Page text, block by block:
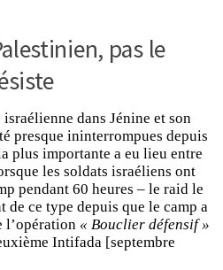
pas le
dans Jénine et son
presque ininterrompues depuis
plus importante a eu lieu entre
les soldats israéliens ont
pendant 60 heures – le raid le
ce type depuis que le camp a
l’opération « Bouclier défensif »
Intifada [septembre